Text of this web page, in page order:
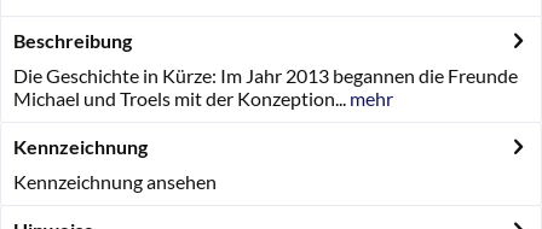
Beschreibung
Die Geschichte in Kürze: Im Jahr 2013 begannen die Freunde
Michael und Troels mit der Konzeption... mehr
Kennzeichnung
Kennzeichnung ansehen